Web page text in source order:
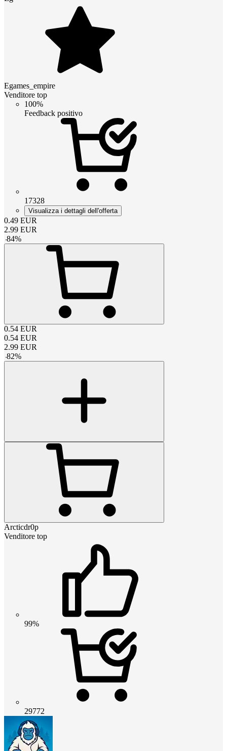
Egames_empire
Venditore top
100%
Feedback positivo
17328
Visualizza i dettagli dell'offerta
0.49 EUR
2.99 EUR
-84%
0.54 EUR
0.54 EUR
2.99 EUR
-82%
Arcticdr0p
Venditore top
99%
29772